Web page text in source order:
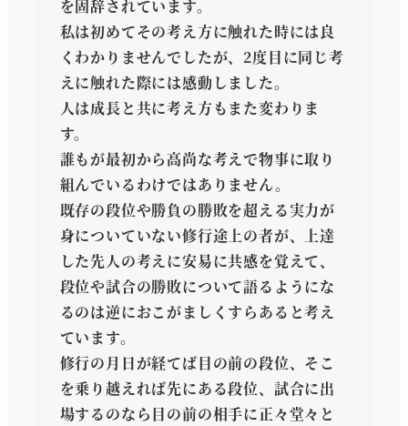
を固辞されています。
私は初めてその考え方に触れた時には良
くわかりませんでしたが、2度目に同じ考
えに触れた際には感動しました。
人は成長と共に考え方もまた変わりま
す。
誰もが最初から高尚な考えで物事に取り
組んでいるわけではありません。
既存の段位や勝負の勝敗を超える実力が
身についていない修行途上の者が、上達
した先人の考えに安易に共感を覚えて、
段位や試合の勝敗について語るようにな
るのは逆におこがましくすらあると考え
ています。
修行の月日が経てば目の前の段位、そこ
を乗り越えれば先にある段位、試合に出
場するのなら目の前の相手に正々堂々と